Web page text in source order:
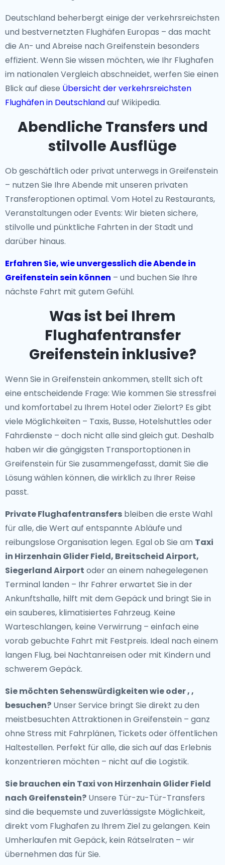
Deutschland beherbergt einige der verkehrsreichsten
und bestvernetzten Flughäfen Europas – das macht
die An- und Abreise nach Greifenstein besonders
effizient. Wenn Sie wissen möchten, wie Ihr Flughafen
im nationalen Vergleich abschneidet, werfen Sie einen
Blick auf diese Übersicht der verkehrsreichsten
Flughäfen in Deutschlandauf Wikipedia.
Abendliche Transfers und
stilvolle Ausflüge
Ob geschäftlich oder privat unterwegs in Greifenstein
– nutzen Sie Ihre Abende mit unseren privaten
Transferoptionen optimal. Vom Hotel zu Restaurants,
Veranstaltungen oder Events: Wir bieten sichere,
stilvolle und pünktliche Fahrten in der Stadt und
darüber hinaus.
Erfahren Sie, wie unvergesslich die Abende in
Greifenstein sein können – und buchen Sie Ihre
nächste Fahrt mit gutem Gefühl.
Was ist bei Ihrem
Flughafentransfer
Greifenstein inklusive?
Wenn Sie in Greifenstein ankommen, stellt sich oft
eine entscheidende Frage: Wie kommen Sie stressfrei
und komfortabel zu Ihrem Hotel oder Zielort? Es gibt
viele Möglichkeiten – Taxis, Busse, Hotelshuttles oder
Fahrdienste – doch nicht alle sind gleich gut. Deshalb
haben wir die gängigsten Transportoptionen in
Greifenstein für Sie zusammengefasst, damit Sie die
Lösung wählen können, die wirklich zu Ihrer Reise
passt.
Private Flughafentransfers bleiben die erste Wahl
für alle, die Wert auf entspannte Abläufe und
reibungslose Organisation legen. Egal ob Sie am Taxi
in Hirzenhain Glider Field, Breitscheid Airport,
Siegerland Airport oder an einem nahegelegenen
Terminal landen – Ihr Fahrer erwartet Sie in der
Ankunftshalle, hilft mit dem Gepäck und bringt Sie in
ein sauberes, klimatisiertes Fahrzeug. Keine
Warteschlangen, keine Verwirrung – einfach eine
vorab gebuchte Fahrt mit Festpreis. Ideal nach einem
langen Flug, bei Nachtanreisen oder mit Kindern und
schwerem Gepäck.
Sie möchten Sehenswürdigkeiten wie oder , ,
besuchen? Unser Service bringt Sie direkt zu den
meistbesuchten Attraktionen in Greifenstein – ganz
ohne Stress mit Fahrplänen, Tickets oder öffentlichen
Haltestellen. Perfekt für alle, die sich auf das Erlebnis
konzentrieren möchten – nicht auf die Logistik.
Sie brauchen ein Taxi von Hirzenhain Glider Field
nach Greifenstein? Unsere Tür-zu-Tür-Transfers
sind die bequemste und zuverlässigste Möglichkeit,
direkt vom Flughafen zu Ihrem Ziel zu gelangen. Kein
Umherlaufen mit Gepäck, kein Rätselraten – wir
übernehmen das für Sie.